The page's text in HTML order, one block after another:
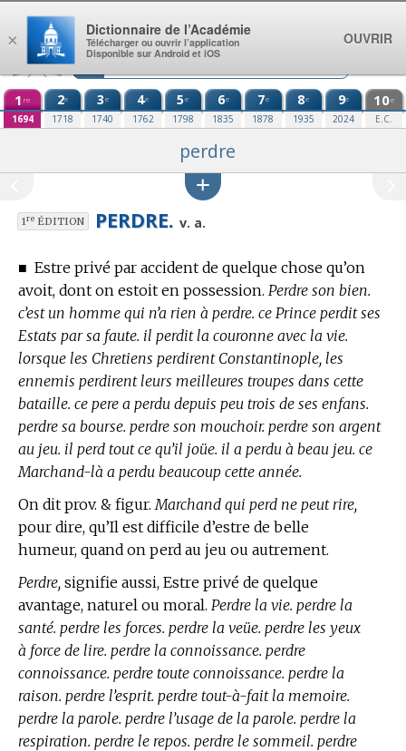
Aller au contenu
1 re
1694
2e
1718
3e
1740
4e
1762
5e
1798
6e
1835
7e
1878
8e
1935
9e
2024
10e
E.C.
perdre
1reÉDITION PERDRE. v. a.
■ Estre privé par accident de quelque chose qu’on
avoit, dont on estoit en possession. Perdre son bien.
c’est un homme qui n’a rien à perdre. ce Prince perdit ses
Estats par sa faute. il perdit la couronne avec la vie.
lorsque les Chretiens perdirent Constantinople, les
ennemis perdirent leurs meilleures troupes dans cette
bataille. ce pere a perdu depuis peu trois de ses enfans.
perdre sa bourse. perdre son mouchoir. perdre son argent
au jeu. il perd tout ce qu’il joüe. il a perdu à beau jeu. ce
Marchand-là a perdu beaucoup cette année.
On dit prov. & figur. Marchand qui perd ne peut rire,
pour dire, qu’Il est difficile d’estre de belle
humeur, quand on perd au jeu ou autrement.
Perdre, signifie aussi, Estre privé de quelque
avantage, naturel ou moral. Perdre la vie. perdre la
santé. perdre les forces. perdre la veüe. perdre les yeux
à force de lire. perdre la connoissance. perdre
connoissance. perdre toute connoissance. perdre la
raison. perdre l’esprit. perdre tout-à-fait la memoire.
perdre la parole. perdre l’usage de la parole. perdre la
respiration. perdre le repos. perdre le sommeil. perdre
×
Dictionnaire de l’Académie
Télécharger ou ouvrir l’application
Disponible sur Android et iOS
OUVRIR